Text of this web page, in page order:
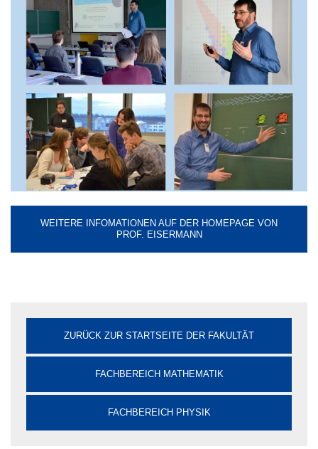
WEITERE INFOMATIONEN AUF DER HOMEPAGE VON
PROF. EISERMANN
ZURÜCK ZUR STARTSEITE DER FAKULTÄT
FACHBEREICH MATHEMATIK
FACHBEREICH PHYSIK